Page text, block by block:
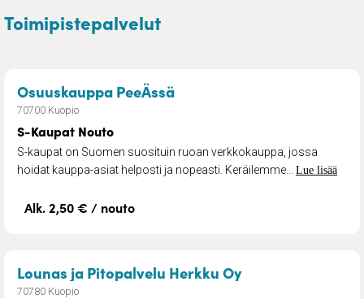
Toimipistepalvelut
Osuuskauppa PeeÄssä– S-Kaupat Nouto
70700 Kuopio
S-Kaupat Nouto
S-kaupat on Suomen suosituin ruoan verkkokauppa, jossa
hoidat kauppa-asiat helposti ja nopeasti. Keräilemme... Lue lisää
Alk. 2,50 € / nouto
Lounas ja Pitopalvelu Herkku Oy–
70780 Kuopio